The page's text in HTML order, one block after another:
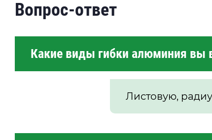
Вопрос-ответ
Какие виды гибки алюминия вы
Листовую,